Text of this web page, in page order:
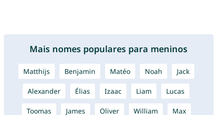
Mais nomes populares para meninos
Matthijs Benjamin Matéo Noah Jack
Alexander Élias Izaac Liam Lucas
Toomas James Oliver William Max